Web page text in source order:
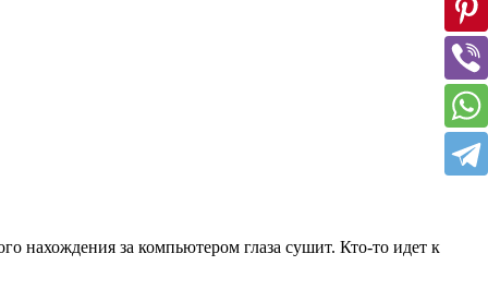
нахождения за компьютером глаза сушит. Кто-то идет к